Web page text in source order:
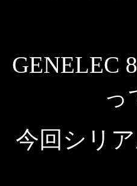
GENELEC
っ
今回シリ